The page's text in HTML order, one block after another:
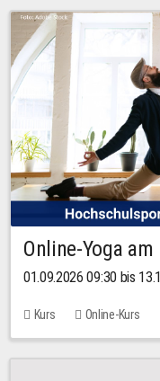
Online-Yoga
01.09.2026 09:30 bis
Kurs Online-Kurs